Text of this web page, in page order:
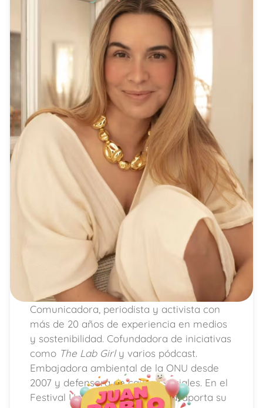
Comunicadora, periodista y activista con
más de 20 años de experiencia en medios
y sostenibilidad. Cofundadora de iniciativas
como The Lab Girly varios pódcast.
Embajadora ambiental de la ONU desde
2007 y defensora de causas sociales. En el
Festival Unidos por una Sonrisa, aporta su